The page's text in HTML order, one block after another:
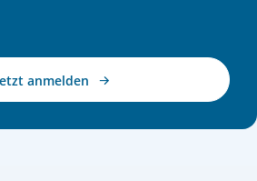
anmelden